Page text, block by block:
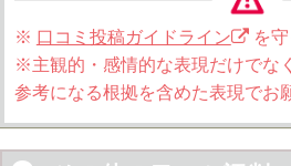
※ 口コミ投稿ガイドライン
を守
※主観的・感情的な表現だけでな
参考になる根拠を含めた表現でお